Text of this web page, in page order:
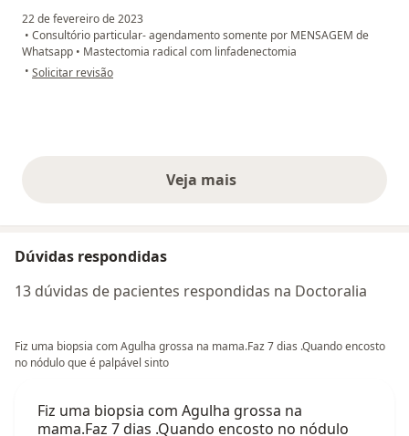
22 de fevereiro de 2023
• Consultório particular- agendamento somente por MENSAGEM de
Whatsapp • Mastectomia radical com linfadenectomia
• na opinião do utilizador Carolina Barreto
Solicitar revisão
Veja maisopiniões acima
Dúvidas respondidas
13 dúvidas de pacientes respondidas na Doctoralia
Fiz uma biopsia com Agulha grossa na mama.Faz 7 dias .Quando encosto
no nódulo que é palpável sinto
Fiz uma biopsia com Agulha grossa na
mama.Faz 7 dias .Quando encosto no nódulo